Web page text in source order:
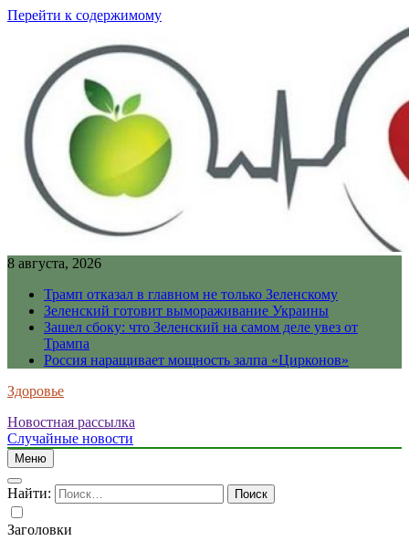
Перейти к содержимому
8 августа, 2026
Трамп отказал в главном не только Зеленскому
Зеленский готовит вымораживание Украины
Зашел сбоку: что Зеленский на самом деле увез от
Трампа
Россия наращивает мощность залпа «Цирконов»
Здоровье
Новостная рассылка
Случайные новости
Меню
Найти:
Заголовки